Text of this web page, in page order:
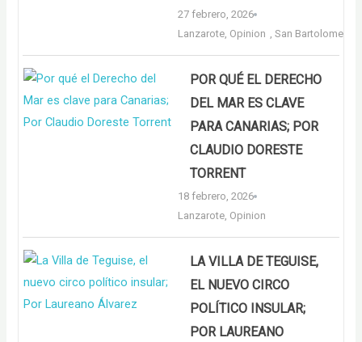
27 febrero, 2026
Lanzarote Opinion ,San Bartolome
POR QUÉ EL DERECHO
DEL MAR ES CLAVE
PARA CANARIAS; POR
CLAUDIO DORESTE
TORRENT
18 febrero, 2026
Lanzarote Opinion
LA VILLA DE TEGUISE,
EL NUEVO CIRCO
POLÍTICO INSULAR;
POR LAUREANO